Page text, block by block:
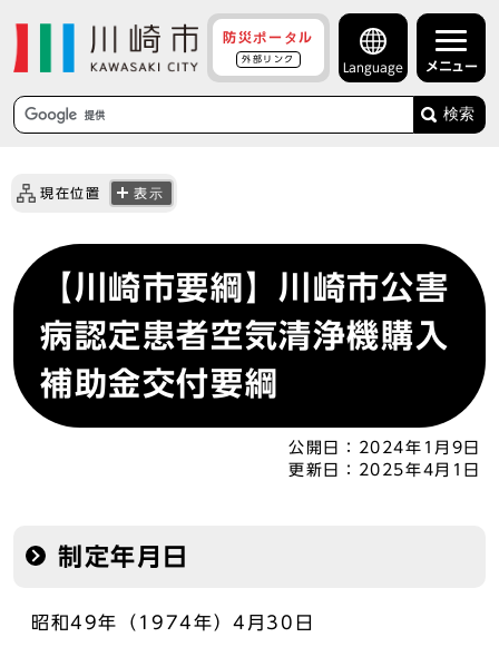
防災ポータル
外部リンク
Language メニュー
検索
現在位置 表示
【川崎市要綱】川崎市公害
病認定患者空気清浄機購入
補助金交付要綱
公開日：
2024年1月9日
更新日：
2025年4月1日
制定年月日
昭和49年（1974年）4月30日